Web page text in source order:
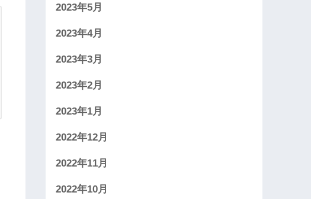
2023年5月
2023年4月
2023年3月
2023年2月
2023年1月
2022年12月
2022年11月
2022年10月